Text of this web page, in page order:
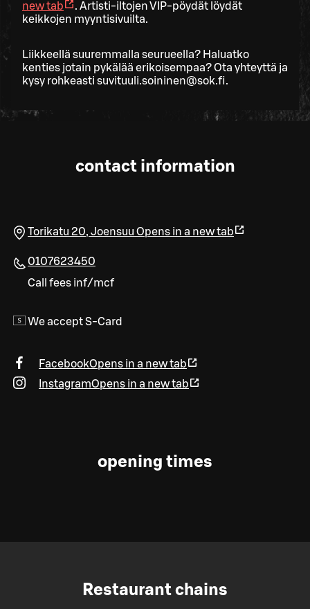
new tab
. Artisti-iltojen VIP-pöydät löydät
keikkojen myyntisivuilta.
Liikkeellä suuremmalla seurueella? Haluatko
kenties jotain pykälää erikoisempaa? Ota yhteyttä ja
kysy rohkeasti suvituuli.soininen@sok.fi.
contact information
Torikatu 20, Joensuu Opens in a new tab
0107623450
Call fees inf/mcf
We accept S-Card
FacebookOpens in a new tab
InstagramOpens in a new tab
opening times
Restaurant chains